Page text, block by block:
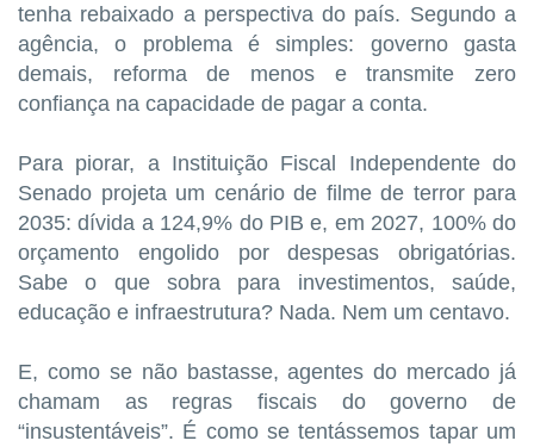
tenha rebaixado a perspectiva do país. Segundo a
agência, o problema é simples: governo gasta
demais, reforma de menos e transmite zero
confiança na capacidade de pagar a conta.
Para piorar, a Instituição Fiscal Independente do
Senado projeta um cenário de filme de terror para
2035: dívida a 124,9% do PIB e, em 2027, 100% do
orçamento engolido por despesas obrigatórias.
Sabe o que sobra para investimentos, saúde,
educação e infraestrutura? Nada. Nem um centavo.
E, como se não bastasse, agentes do mercado já
chamam as regras fiscais do governo de
“insustentáveis”. É como se tentássemos tapar um